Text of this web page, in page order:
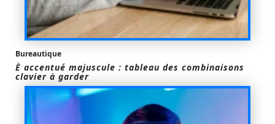
Bureautique
È accentué majuscule : tableau des combinaisons
clavier à garder